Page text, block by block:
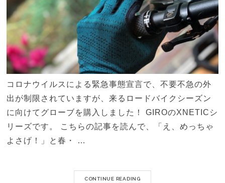
コロナウイルスによる緊急事態宣言で、不要不急の外
出が制限されていますが、来るロードバイクシーズン
に向けてグローブを購入しました！ GIROのXNETICシ
リーズです。 こちらの記事を読んで、「え、めっちゃ
よさげ！」と春・ …
CONTINUE READING